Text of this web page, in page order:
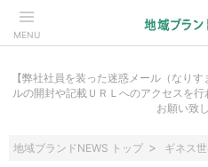
MENU
【弊社社員を装った迷惑メール（なり
ルの開封や記載ＵＲＬへのアクセスを
お願い致
地域ブランドNEWS トップ ギネス